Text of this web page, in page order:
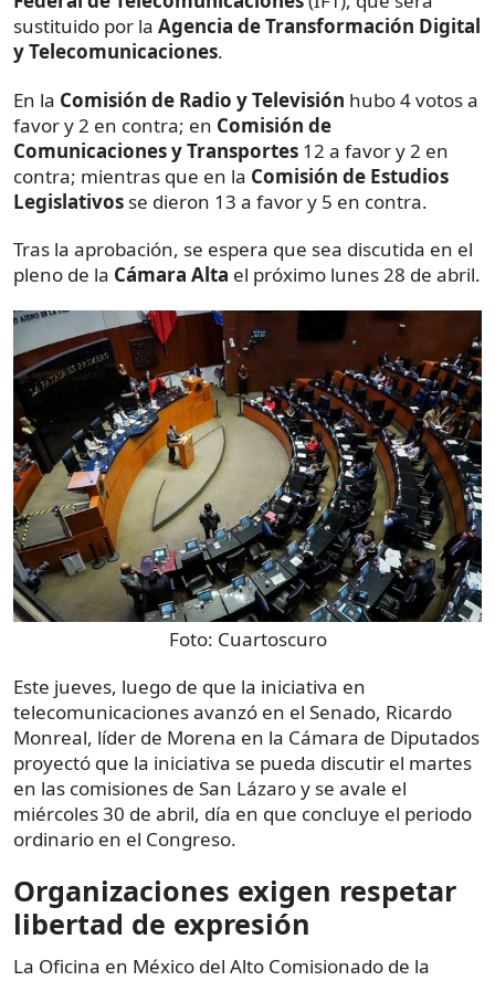
sustituido por la Agencia de Transformación Digital
y Telecomunicaciones.
En la Comisión de Radio y Televisión hubo 4 votos a
favor y 2 en contra; en Comisión de
Comunicaciones y Transportes 12 a favor y 2 en
contra; mientras que en la Comisión de Estudios
Legislativos se dieron 13 a favor y 5 en contra.
Tras la aprobación, se espera que sea discutida en el
pleno de la Cámara Alta el próximo lunes 28 de abril.
Foto: Cuartoscuro
Este jueves, luego de que la iniciativa en
telecomunicaciones avanzó en el Senado, Ricardo
Monreal, líder de Morena en la Cámara de Diputados
proyectó que la iniciativa se pueda discutir el martes
en las comisiones de San Lázaro y se avale el
miércoles 30 de abril, día en que concluye el periodo
ordinario en el Congreso.
Organizaciones exigen respetar
libertad de expresión
La Oficina en México del Alto Comisionado de la